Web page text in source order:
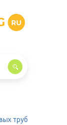
RU
труб